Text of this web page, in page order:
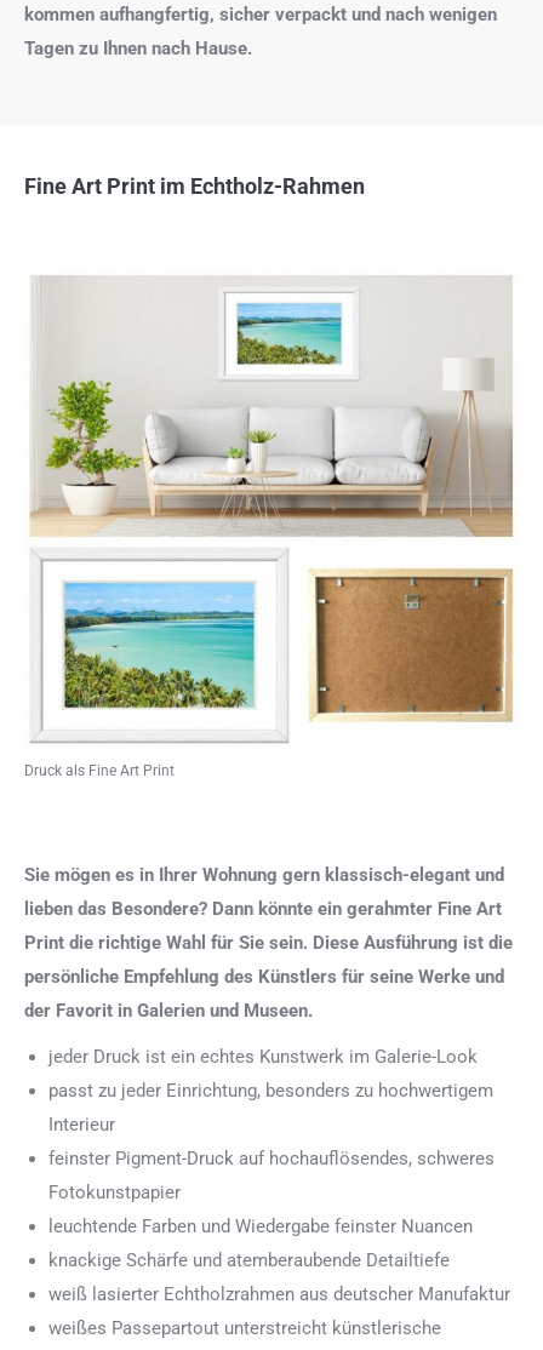
kommen aufhangfertig, sicher verpackt und nach wenigen
Tagen zu Ihnen nach Hause.
Fine Art Print im Echtholz-Rahmen
Druck als Fine Art Print
Sie mögen es in Ihrer Wohnung gern klassisch-elegant und
lieben das Besondere? Dann könnte ein gerahmter Fine Art
Print die richtige Wahl für Sie sein. Diese Ausführung ist die
persönliche Empfehlung des Künstlers für seine Werke und
der Favorit in Galerien und Museen.
jeder Druck ist ein echtes Kunstwerk im Galerie-Look
passt zu jeder Einrichtung, besonders zu hochwertigem
Interieur
feinster Pigment-Druck auf hochauflösendes, schweres
Fotokunstpapier
leuchtende Farben und Wiedergabe feinster Nuancen
knackige Schärfe und atemberaubende Detailtiefe
weiß lasierter Echtholzrahmen aus deutscher Manufaktur
weißes Passepartout unterstreicht künstlerische